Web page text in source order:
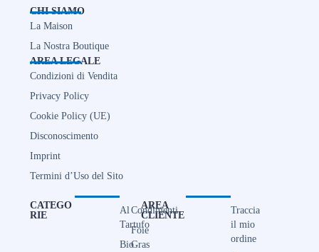
CHI SIAMO
La Maison
La Nostra Boutique
AREA LEGALE
Condizioni di Vendita
Privacy Policy
Cookie Policy (UE)
Disconoscimento
Imprint
Termini d’Uso del Sito
CATEGO
RIE
Al
Tartufo
Bio
Condimenti
Foie
Gras
AREA
CLIENTE
Traccia
il mio
ordine